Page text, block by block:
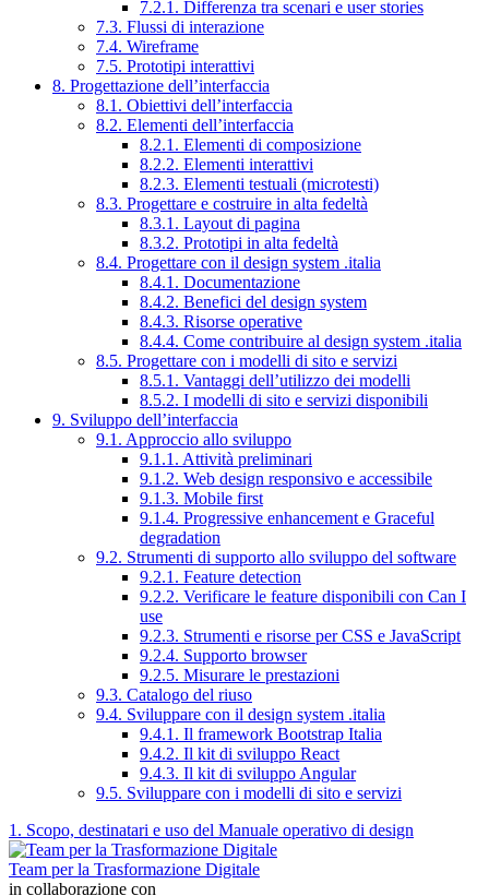
7.2.1. Differenza tra scenari e user stories
7.3. Flussi di interazione
7.4. Wireframe
7.5. Prototipi interattivi
8. Progettazione dell’interfaccia
8.1. Obiettivi dell’interfaccia
8.2. Elementi dell’interfaccia
8.2.1. Elementi di composizione
8.2.2. Elementi interattivi
8.2.3. Elementi testuali (microtesti)
8.3. Progettare e costruire in alta fedeltà
8.3.1. Layout di pagina
8.3.2. Prototipi in alta fedeltà
8.4. Progettare con il design system .italia
8.4.1. Documentazione
8.4.2. Benefici del design system
8.4.3. Risorse operative
8.4.4. Come contribuire al design system .italia
8.5. Progettare con i modelli di sito e servizi
8.5.1. Vantaggi dell’utilizzo dei modelli
8.5.2. I modelli di sito e servizi disponibili
9. Sviluppo dell’interfaccia
9.1. Approccio allo sviluppo
9.1.1. Attività preliminari
9.1.2. Web design responsivo e accessibile
9.1.3. Mobile first
9.1.4. Progressive enhancement e Graceful
degradation
9.2. Strumenti di supporto allo sviluppo del software
9.2.1. Feature detection
9.2.2. Verificare le feature disponibili con Can I
use
9.2.3. Strumenti e risorse per CSS e JavaScript
9.2.4. Supporto browser
9.2.5. Misurare le prestazioni
9.3. Catalogo del riuso
9.4. Sviluppare con il design system .italia
9.4.1. Il framework Bootstrap Italia
9.4.2. Il kit di sviluppo React
9.4.3. Il kit di sviluppo Angular
9.5. Sviluppare con i modelli di sito e servizi
1. Scopo, destinatari e uso del Manuale operativo di design
Team per la Trasformazione Digitale
in collaborazione con